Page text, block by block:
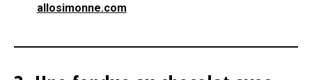
allosimonne.com